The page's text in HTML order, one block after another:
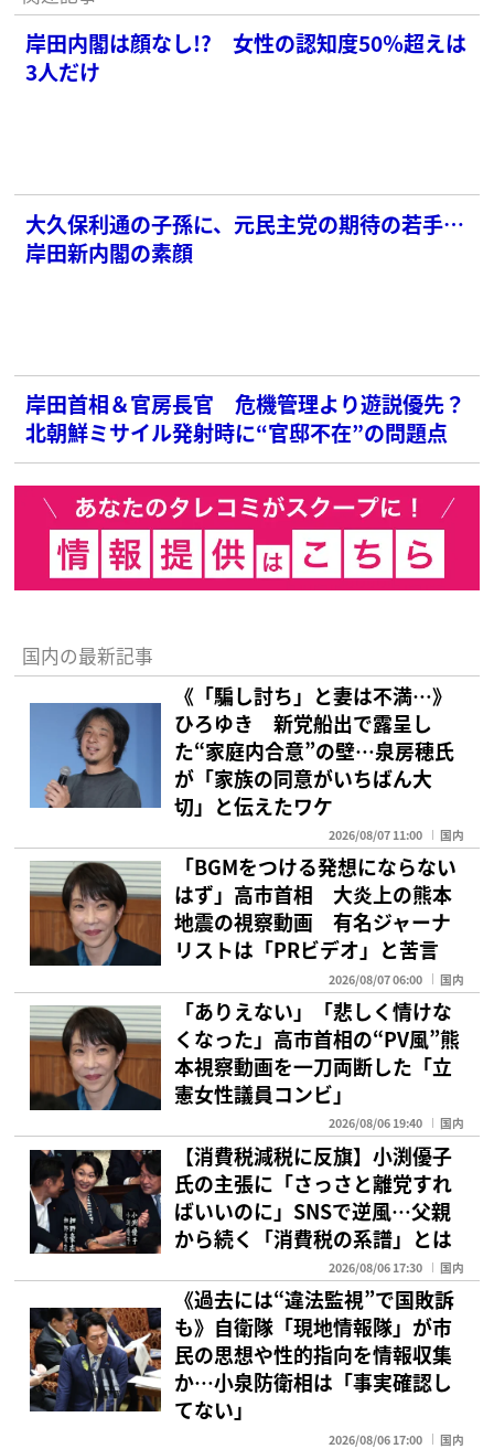
岸田内閣は顔なし!? 女性の認知度50％超えは
3人だけ
大久保利通の子孫に、元民主党の期待の若手…
岸田新内閣の素顔
岸田首相＆官房長官 危機管理より遊説優先？
北朝鮮ミサイル発射時に“官邸不在”の問題点
国内の最新記事
《「騙し討ち」と妻は不満…》
ひろゆき 新党船出で露呈し
た“家庭内合意”の壁…泉房穂氏
が「家族の同意がいちばん大
切」と伝えたワケ
2026/08/07 11:00 国内
「BGMをつける発想にならない
はず」高市首相 大炎上の熊本
地震の視察動画 有名ジャーナ
リストは「PRビデオ」と苦言
2026/08/07 06:00 国内
「ありえない」「悲しく情けな
くなった」高市首相の“PV風”熊
本視察動画を一刀両断した「立
憲女性議員コンビ」
2026/08/06 19:40 国内
【消費税減税に反旗】小渕優子
氏の主張に「さっさと離党すれ
ばいいのに」SNSで逆風…父親
から続く「消費税の系譜」とは
2026/08/06 17:30 国内
《過去には“違法監視”で国敗訴
も》自衛隊「現地情報隊」が市
民の思想や性的指向を情報収集
か…小泉防衛相は「事実確認し
てない」
2026/08/06 17:00 国内